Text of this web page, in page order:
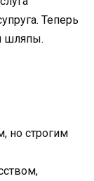
Теперь
шляпы.
но строгим